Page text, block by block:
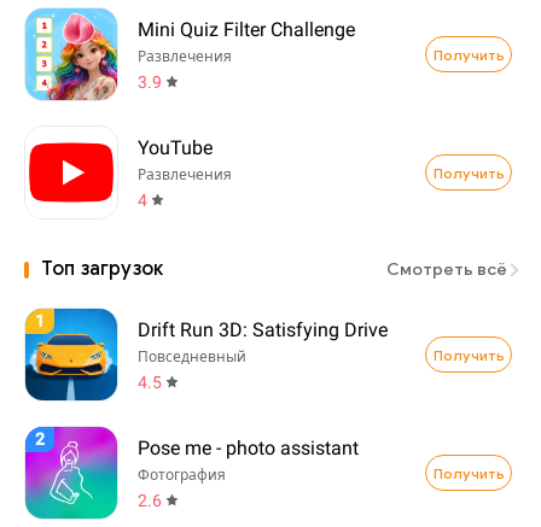
Mini Quiz Filter Challenge
Развлечения
3.9
Получить
YouTube
Развлечения
4
Получить
Топ загрузок Смотреть всё
1 Drift Run 3D: Satisfying Drive
Повседневный
4.5
Получить
2 Pose me - photo assistant
Фотография
2.6
Получить